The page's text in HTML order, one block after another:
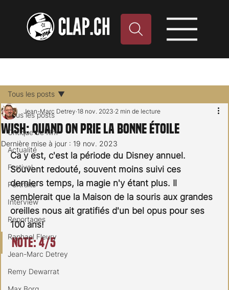
Tous les posts
Critique de film
Actualité
Festival
Portraits
Interview
Reportages
Raphael Fleury
Jean-Marc Detrey
Remy Dewarrat
Tous les posts
Wish: quand on prie la bonne étoile
Jean-Marc Detrey 18 nov. 2023 2 min de lecture
Dernière mise à jour : 19 nov. 2023
Ca y est, c'est la période du Disney annuel.
Souvent redouté, souvent moins suivi ces
derniers temps, la magie n'y étant plus. Il
semblerait que la Maison de la souris aux grandes
oreilles nous ait gratifiés d'un bel opus pour ses
100 ans!
Note: 4/5